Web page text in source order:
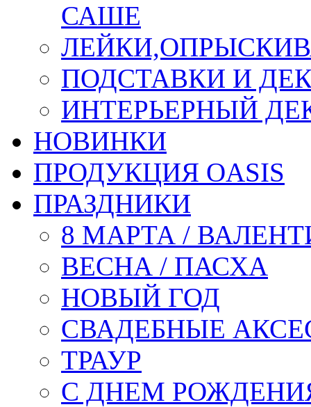
САШЕ
ПОДСТАВКИ И
ИНТЕРЬЕРНЫЙ
НОВИНКИ
ПРОДУКЦИЯ OASIS
ПРАЗДНИКИ
8 МАРТА /
ВЕСНА / ПАСХА
НОВЫЙ ГОД
СВАДЕБНЫЕ
ТРАУР
С ДНЕМ